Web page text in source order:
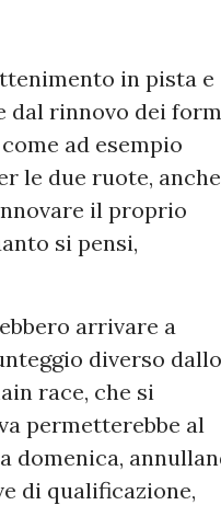
in pista e
dal rinnovo dei
ad esempio
le due ruote,
il proprio
si pensi,
arrivare a
diverso dallo
race, che si
permetterebbe al
domenica,
di qualificazione,